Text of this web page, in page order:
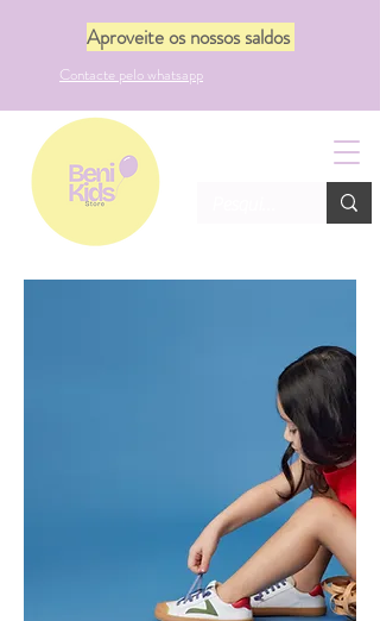
Aproveite os nossos saldos
Contacte pelo whatsapp